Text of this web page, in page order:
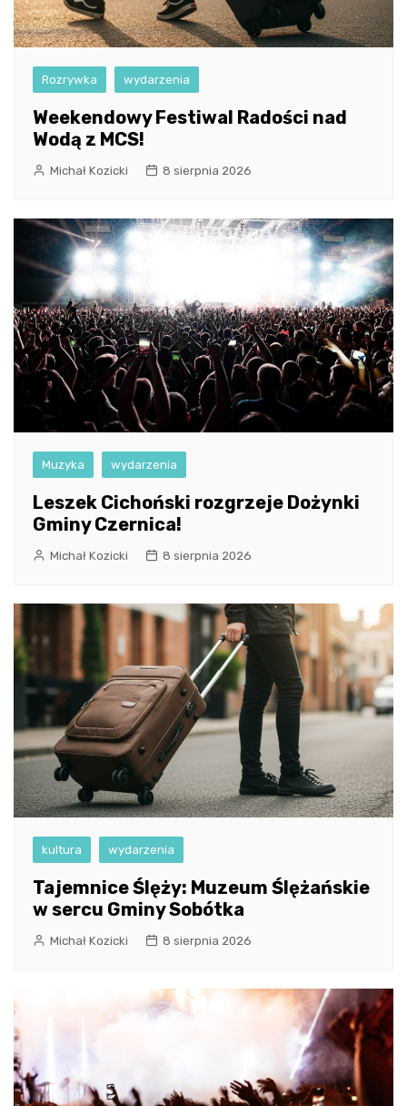
Rozrywka wydarzenia
Weekendowy Festiwal Radości nad
Wodą z MCS!
Michał Kozicki 8 sierpnia 2026
Muzyka wydarzenia
Leszek Cichoński rozgrzeje Dożynki
Gminy Czernica!
Michał Kozicki 8 sierpnia 2026
kultura wydarzenia
Tajemnice Ślęży: Muzeum Ślężańskie
w sercu Gminy Sobótka
Michał Kozicki 8 sierpnia 2026